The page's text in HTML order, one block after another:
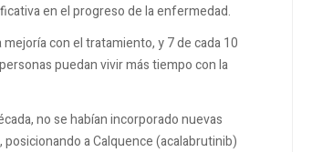
en el progreso de la enfermedad.
con el tratamiento, y 7 de cada 10
puedan vivir más tiempo con la
no se habían incorporado nuevas
a Calquence (acalabrutinib)